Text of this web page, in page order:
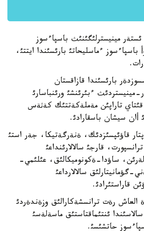
مينيسترلئگئنئث باسپاءسوز
ءماسليحاتئ بارئسئندا ايتتئ،
بارئسئندا قازاقستان
مينيستردئث ءبئرئنشئ ورئنباسارئ
تاراپئن مةملةكةتتئك كةثةس
أان سيشان باسقارادئ.
قاؤئپسئزدئك، ةنةرگةتيكا، جةر استئ
قارجئ سالالارئنداعئ
ساؤدا-ةكونوميكالئق، عئلئمي-
گؤمانيتارلئق سالالارداعئ
قاراستئرادئ.
العاش رةت ترانسشةكارالئق وزةندةردئ
ئنتئماقتاستئق ماسةلةسئ
حاتشئسئ.